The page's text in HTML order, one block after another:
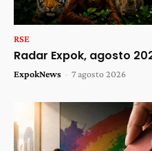
RSE
Radar Expok, agosto
ExpokNews - 7 agosto 2026